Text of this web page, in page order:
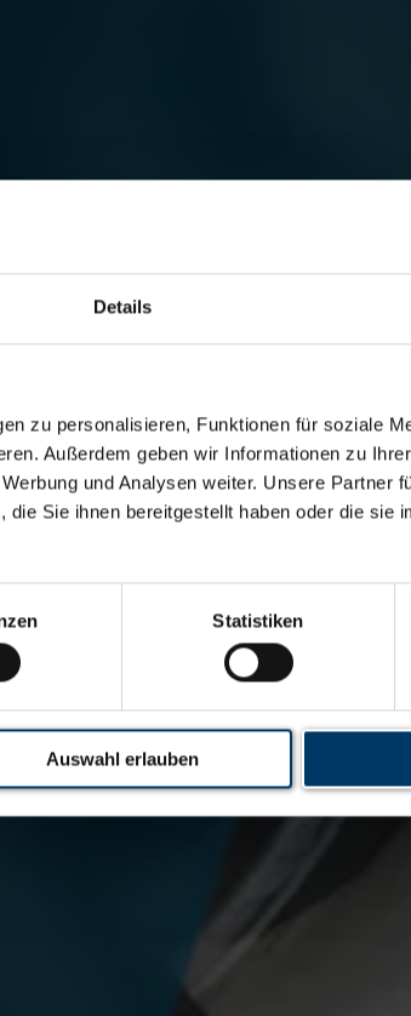
Details
zu personalisieren, Funktionen für soziale
Außerdem geben wir Informationen zu
und Analysen weiter. Unsere Partner
Sie ihnen bereitgestellt haben oder die sie
Statistiken
Auswahl erlauben